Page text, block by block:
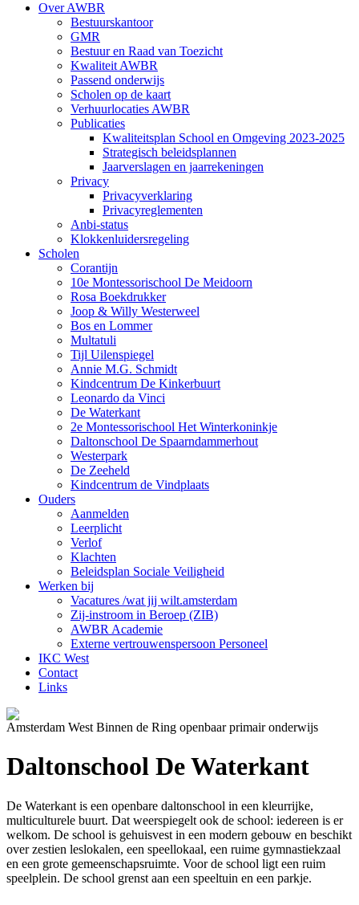
Over AWBR
Bestuurskantoor
GMR
Bestuur en Raad van Toezicht
Kwaliteit AWBR
Passend onderwijs
Scholen op de kaart
Verhuurlocaties AWBR
Publicaties
Kwaliteitsplan School en Omgeving 2023-2025
Strategisch beleidsplannen
Jaarverslagen en jaarrekeningen
Privacy
Privacyverklaring
Privacyreglementen
Anbi-status
Klokkenluidersregeling
Scholen
Corantijn
10e Montessorischool De Meidoorn
Rosa Boekdrukker
Joop & Willy Westerweel
Bos en Lommer
Multatuli
Tijl Uilenspiegel
Annie M.G. Schmidt
Kindcentrum De Kinkerbuurt
Leonardo da Vinci
De Waterkant
2e Montessorischool Het Winterkoninkje
Daltonschool De Spaarndammerhout
Westerpark
De Zeeheld
Kindcentrum de Vindplaats
Ouders
Aanmelden
Leerplicht
Verlof
Klachten
Beleidsplan Sociale Veiligheid
Werken bij
Vacatures /wat jij wilt.amsterdam
Zij-instroom in Beroep (ZIB)
AWBR Academie
Externe vertrouwenspersoon Personeel
IKC West
Contact
Links
Amsterdam West Binnen de Ring openbaar primair onderwijs
Daltonschool De Waterkant
De Waterkant is een openbare daltonschool in een kleurrijke,
multiculturele buurt. Dat weerspiegelt ook de school: iedereen is er
welkom. De school is gehuisvest in een modern gebouw en beschikt
over zestien leslokalen, een speellokaal, een ruime gymnastiekzaal
en een grote gemeenschapsruimte. Voor de school ligt een ruim
speelplein. De school grenst aan een speeltuin en een parkje.